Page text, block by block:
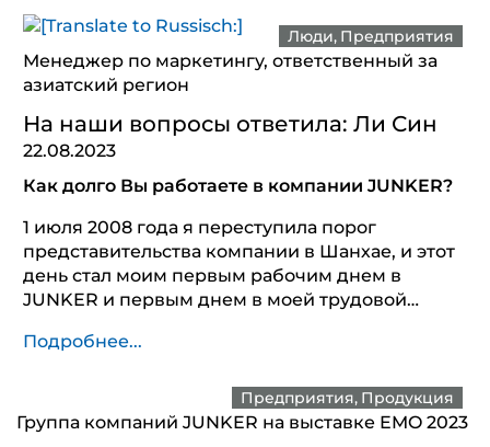
Люди Предприятия
Менеджер по маркетингу, ответственный за
азиатский регион
На наши вопросы ответила: Ли Син
22.08.2023
Как долго Вы работаете в компании JUNKER?
1 июля 2008 года я переступила порог
представительства компании в Шанхае, и этот
день стал моим первым рабочим днем в
JUNKER и первым днем в моей трудовой…
Подробнее...
Предприятия Продукция
Группа компаний JUNKER на выставке EMO 2023